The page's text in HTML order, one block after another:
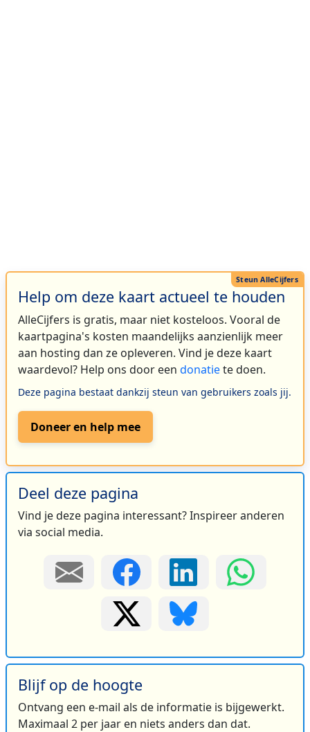
Help om deze kaart actueel te houden
AlleCijfers is gratis, maar niet kosteloos. Vooral de
kaartpagina's kosten maandelijks aanzienlijk meer
aan hosting dan ze opleveren. Vind je deze kaart
waardevol? Help ons door een donatiete doen.
Deze pagina bestaat dankzij steun van gebruikers zoals jij.
Doneer en help mee
Deel deze pagina
Vind je deze pagina interessant? Inspireer anderen
via social media.
Blijf op de hoogte
Ontvang een e-mail als de informatie is bijgewerkt.
Maximaal 2 per jaar en niets anders dan dat.